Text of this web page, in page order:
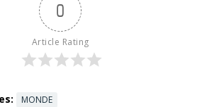
https://www.
corbettrepor
0
Article Rating
MONDE